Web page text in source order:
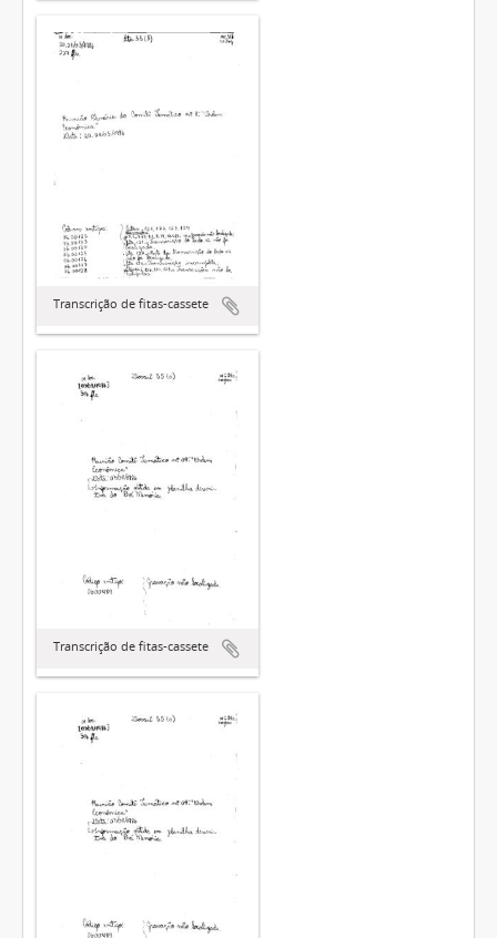
Transcrição de fitas-cassete
Transcrição de fitas-cassete